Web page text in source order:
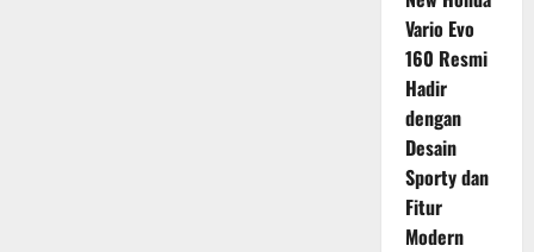
Vario Evo
160 Resmi
Hadir
dengan
Desain
Sporty dan
Fitur
Modern